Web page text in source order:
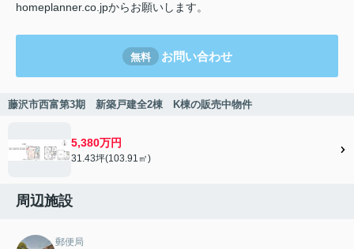
homeplanner.co.jpからお願いします。
無料 お問い合わせ
藤沢市西富第3期 新築戸建全2棟 K棟の販売中物件
5,380万円
31.43坪(103.91㎡)
周辺施設
郵便局